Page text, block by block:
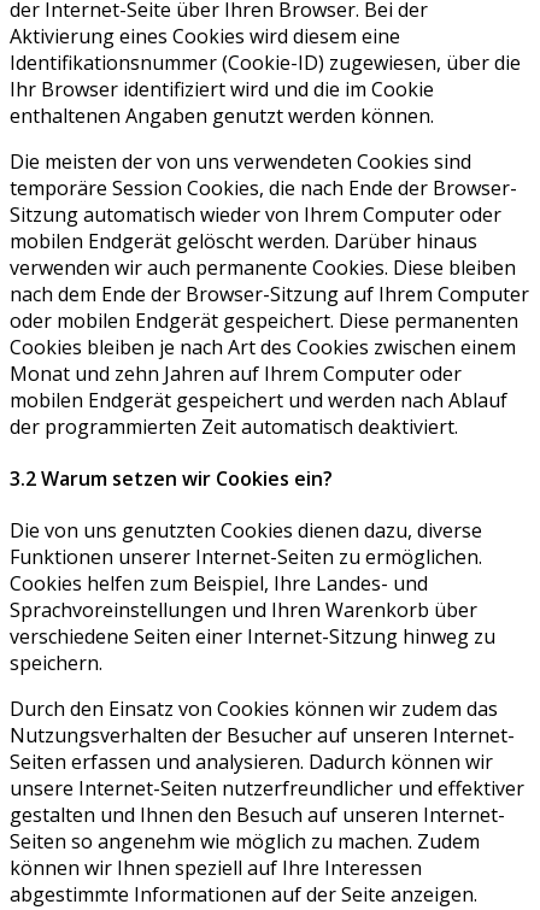
der Internet-Seite über Ihren Browser. Bei der
Aktivierung eines Cookies wird diesem eine
Identifikationsnummer (Cookie-ID) zugewiesen, über die
Ihr Browser identifiziert wird und die im Cookie
enthaltenen Angaben genutzt werden können.
Die meisten der von uns verwendeten Cookies sind
temporäre Session Cookies, die nach Ende der Browser-
Sitzung automatisch wieder von Ihrem Computer oder
mobilen Endgerät gelöscht werden. Darüber hinaus
verwenden wir auch permanente Cookies. Diese bleiben
nach dem Ende der Browser-Sitzung auf Ihrem Computer
oder mobilen Endgerät gespeichert. Diese permanenten
Cookies bleiben je nach Art des Cookies zwischen einem
Monat und zehn Jahren auf Ihrem Computer oder
mobilen Endgerät gespeichert und werden nach Ablauf
der programmierten Zeit automatisch deaktiviert.
3.2 Warum setzen wir Cookies ein?
Die von uns genutzten Cookies dienen dazu, diverse
Funktionen unserer Internet-Seiten zu ermöglichen.
Cookies helfen zum Beispiel, Ihre Landes- und
Sprachvoreinstellungen und Ihren Warenkorb über
verschiedene Seiten einer Internet-Sitzung hinweg zu
speichern.
Durch den Einsatz von Cookies können wir zudem das
Nutzungsverhalten der Besucher auf unseren Internet-
Seiten erfassen und analysieren. Dadurch können wir
unsere Internet-Seiten nutzerfreundlicher und effektiver
gestalten und Ihnen den Besuch auf unseren Internet-
Seiten so angenehm wie möglich zu machen. Zudem
können wir Ihnen speziell auf Ihre Interessen
abgestimmte Informationen auf der Seite anzeigen.